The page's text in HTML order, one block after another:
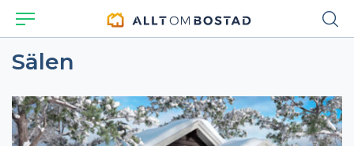
Sälen